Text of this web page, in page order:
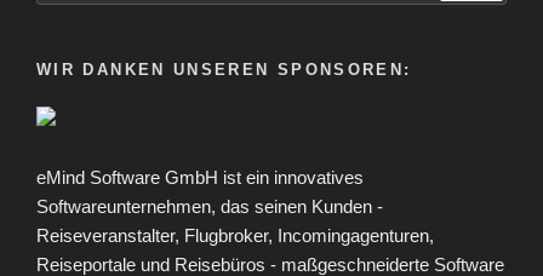
WIR DANKEN UNSEREN SPONSOREN:
eMind Software GmbH ist ein innovatives
Softwareunternehmen, das seinen Kunden -
Reiseveranstalter, Flugbroker, Incomingagenturen,
Reiseportale und Reisebüros - maßgeschneiderte Software